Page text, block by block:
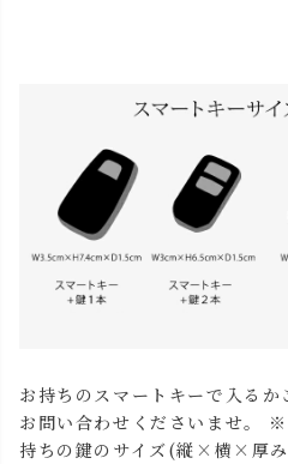
お持ちのスマートキーで入る
お問い合わせくださいませ。
持ちの鍵のサイズ(縦×横×厚